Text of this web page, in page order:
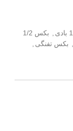
بکس 1/2
بکس تفنگی